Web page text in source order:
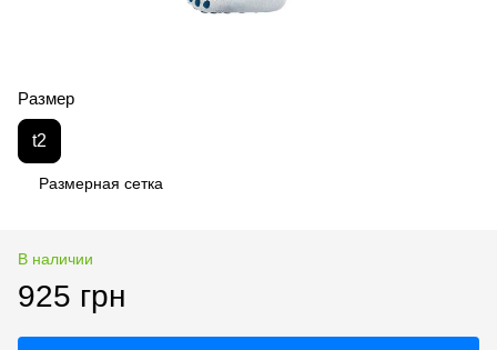
Размер
t2
Размерная сетка
В наличии
925 грн